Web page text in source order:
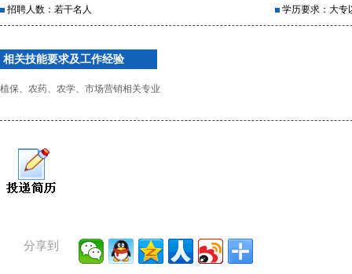
招聘人数：若干名人
学历要求：大专
相关技能要求及工作经验
植保、农药、农学、市场营销相关专业
分享到